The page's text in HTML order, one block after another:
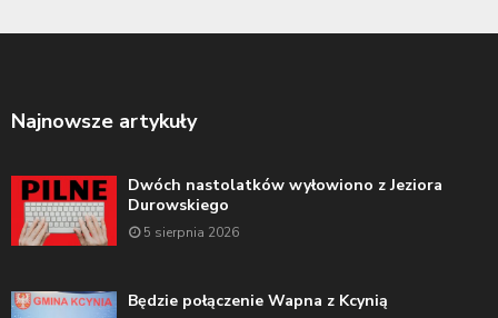
Najnowsze artykuły
Dwóch nastolatków wyłowiono z Jeziora
Durowskiego
5 sierpnia 2026
Będzie połączenie Wapna z Kcynią